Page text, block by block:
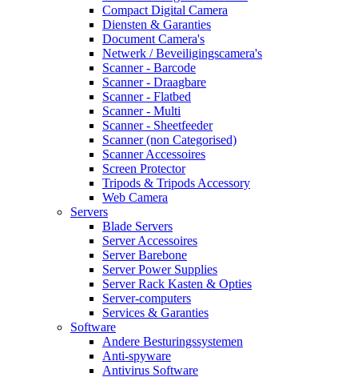
Compact Digital Camera
Diensten & Garanties
Document Camera's
Netwerk / Beveiligingscamera's
Scanner - Barcode
Scanner - Draagbare
Scanner - Flatbed
Scanner - Multi
Scanner - Sheetfeeder
Scanner (non Categorised)
Scanner Accessoires
Screen Protector
Tripods & Tripods Accessory
Web Camera
Servers
Blade Servers
Server Accessoires
Server Barebone
Server Power Supplies
Server Rack Kasten & Opties
Server-computers
Services & Garanties
Software
Andere Besturingssystemen
Anti-spyware
Antivirus Software